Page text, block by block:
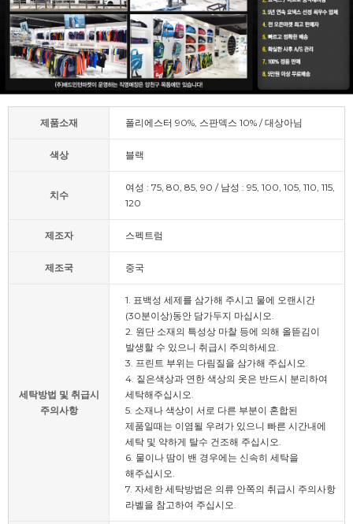
제품소재 폴리에스터 90%, 스판덱스 10% / 대상아님
색상 블랙
치수
여성 : 75, 80, 85, 90 / 남성 : 95, 100, 105, 110, 115,
120
제조자 스펙트럼
제조국 중국
세탁방법 및 취급시
주의사항
1. 표백성 세제를 삼가해 주시고 물에 오랜시간
(30분이상)동안 담가두지 마십시오.
2. 원단 소재의 특성상 마찰 등에 의해 올뜯김이
발생할 수 있으니 취급시 주의하세요.
3. 프린트 부위는 다림질을 삼가해 주십시오.
4. 짙은색상과 연한 색상의 옷은 반드시 분리하여
세탁해주십시오.
5. 소재나 색상이 서로 다른 부분이 혼합된
제품일때는 이염될 우려가 있으니 빠른 시간내에
세탁 및 약하게 탈수 건조해 주십시오.
6. 물이나 땀이 밴 경우에는 신속히 세탁을
해주십시오.
7. 자세한 세탁방법은 의류 안쪽의 취급시 주의사항
라벨을 참고하여 주십시오.